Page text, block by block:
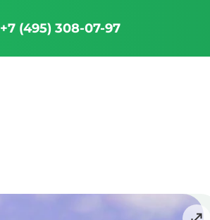
+7 (495) 308-07-97